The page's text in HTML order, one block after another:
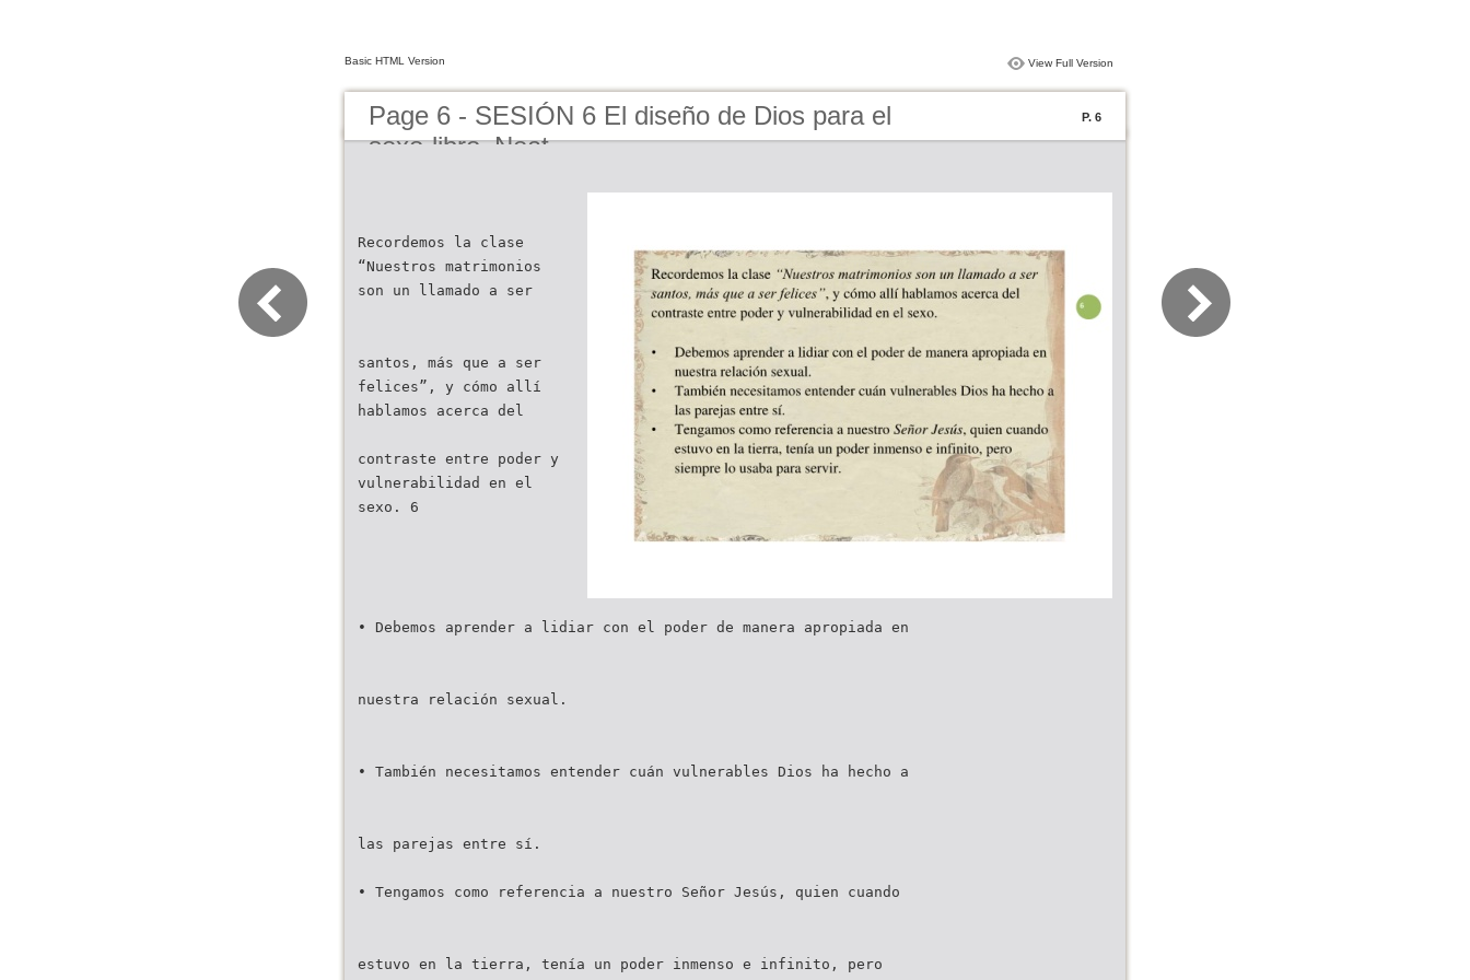
Basic HTML Version View Full Version
Page 6 - SESIÓN 6 El diseño de Dios para el
sexo-libro_Neat
P. 6
Recordemos la clase
“Nuestros matrimonios
son un llamado a ser
santos, más que a ser
felices”, y cómo allí
hablamos acerca del
contraste entre poder y
vulnerabilidad en el
sexo. 6
• Debemos aprender a lidiar con el poder de manera apropiada en
nuestra relación sexual.
• También necesitamos entender cuán vulnerables Dios ha hecho a
las parejas entre sí.
• Tengamos como referencia a nuestro Señor Jesús, quien cuando
estuvo en la tierra, tenía un poder inmenso e infinito, pero